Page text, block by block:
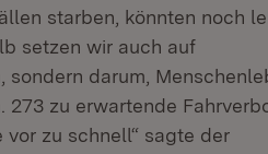
starben, könnten noch
setzen wir auch auf
sondern darum,
zu erwartende
zu schnell“ sagte der